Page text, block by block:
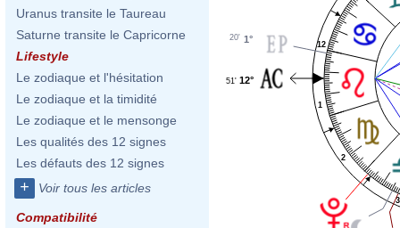
Uranus transite le Taureau
Saturne transite le Capricorne
Lifestyle
Le zodiaque et l'hésitation
Le zodiaque et la timidité
Le zodiaque et le mensonge
Les qualités des 12 signes
Les défauts des 12 signes
+ Voir tous les articles
Compatibilité
1
2
3
12
1°
20'
12°
51'